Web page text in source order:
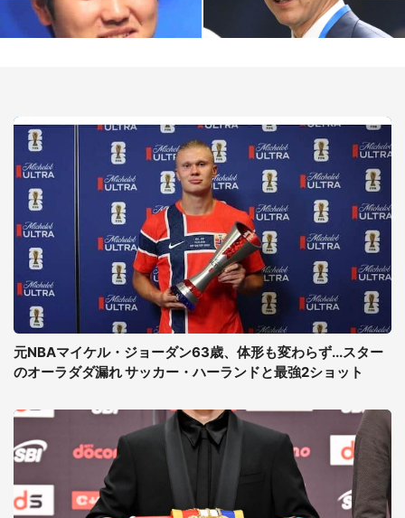
元NBAマイケル・ジョーダン63歳、体形も変わらず...スター
のオーラダダ漏れ サッカー・ハーランドと最強2ショット